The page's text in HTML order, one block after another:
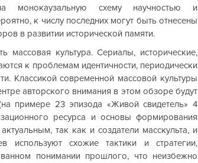
монокаузальную схему научностью и
к числу последних могут быть отнесены
в развитии исторической памяти.
культура. Сериалы, исторические,
к проблемам идентичности, периодически
Классикой современной массовой культуры
авторского внимания в этом обзоре будут
примере 23 эпизода «Живой свидетель» 4
ресурса и основы формирования
так как и создатели масскульта, и
используют схожие тактики и стратегии,
понимании прошлого, что неизбежно